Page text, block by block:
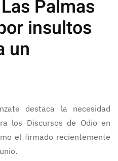
Palmas
insultos
un
destaca la necesidad
los Discursos de Odio en
el firmado recientemente